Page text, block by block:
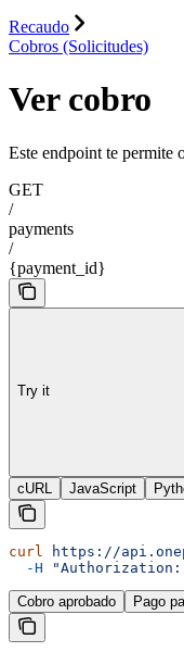
Recaudo
Cobros (Solicitudes)
Ver cobro
Este endpoint te permite
GET
/
payments
/
{payment_id}
Try it
cURL JavaScript
curl
https://
  -H
"Authorization:
Cobro aprobado Pago